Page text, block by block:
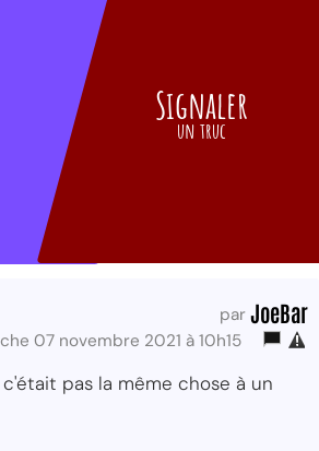
Signaler
un truc
par JoeBar
07 novembre 2021 à 10h15
c'était pas la même chose à un